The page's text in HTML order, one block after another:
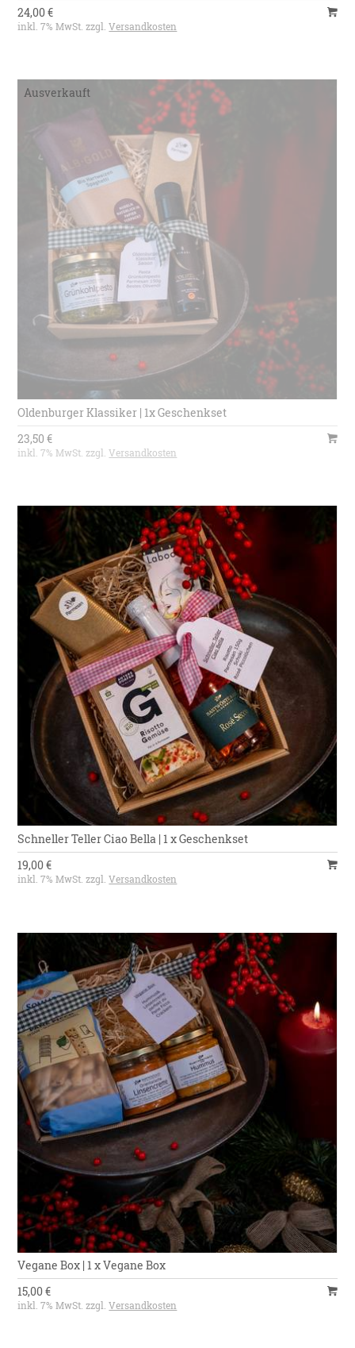
24,00 €
inkl. 7% MwSt. zzgl.Versandkosten
Oldenburger Klassiker | 1x Geschenkset
23,50 €
inkl. 7% MwSt. zzgl.Versandkosten
Schneller Teller Ciao Bella | 1 x Geschenkset
19,00 €
inkl. 7% MwSt. zzgl.Versandkosten
Vegane Box | 1 x Vegane Box
15,00 €
inkl. 7% MwSt. zzgl.Versandkosten